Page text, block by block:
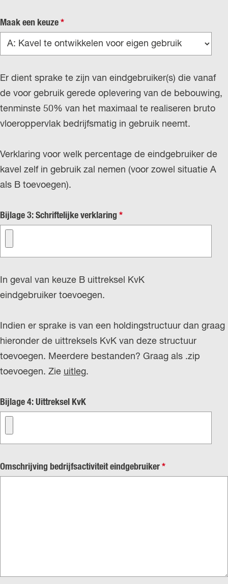
Maak een keuze *v
e
r
i
c
h
Er dient sprake te zijn van eindgebruiker(s) die vanaf
de voor gebruik gerede oplevering van de bebouwing,
tenminste 50% van het maximaal te realiseren bruto
vloeroppervlak bedrijfsmatig in gebruik neemt.
Verklaring voor welk percentage de eindgebruiker de
kavel zelf in gebruik zal nemen (voor zowel situatie A
als B toevoegen).
Bijlage 3: Schriftelijke verklaring *v
l
h
t
In geval van keuze B uittreksel KvK
eindgebruiker toevoegen.
Indien er sprake is van een holdingstructuur dan graag
hieronder de uittreksels KvK van deze structuur
toevoegen. Meerdere bestanden? Graag als .zip
toevoegen. Zie uitleg.
Bijlage 4: Uittreksel KvK
Omschrijving bedrijfsactiviteit eindgebruiker *v